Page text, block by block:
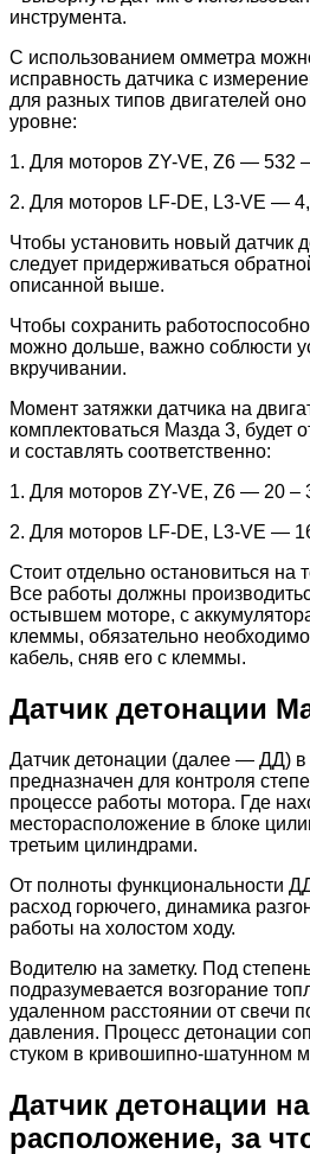
инструмента.
С использованием омметра
исправность датчика с
для разных типов двигателей
уровне:
1. Для моторов ZY-VE, Z6 — 532
2. Для моторов LF-DE, L3-VE —
Чтобы установить новый датчик
следует придерживаться
описанной выше.
Чтобы сохранить
можно дольше, важно соблюсти
вкручивании.
Момент затяжки датчика на
комплектоваться Мазда 3, будет
и составлять соответственно:
1. Для моторов ZY-VE, Z6 — 20 –
2. Для моторов LF-DE, L3-VE —
Стоит отдельно остановиться на
Все работы должны
остывшем моторе, с
клеммы, обязательно
кабель, сняв его с клеммы.
Датчик детонации
Датчик детонации (далее — ДД)
предназначен для контроля
процессе работы мотора. Где
месторасположение в блоке
третьим цилиндрами.
От полноты функциональности
расход горючего, динамика
работы на холостом ходу.
Водителю на заметку. Под
подразумевается возгорание
удаленном расстоянии от свечи
давления. Процесс детонации
стуком в кривошипно-шатунном
Датчик детонации
расположение, за